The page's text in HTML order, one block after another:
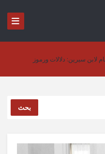
لابن سيرين: دلالات ورموز
بحث